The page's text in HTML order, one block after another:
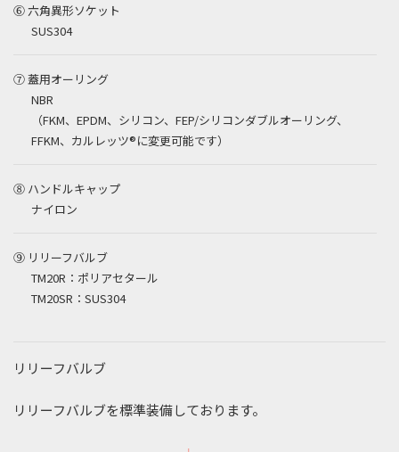
⑥ 六角異形ソケット
SUS304
⑦ 蓋用オーリング
NBR
（FKM、EPDM、シリコン、FEP/シリコンダブルオーリング、
FFKM、カルレッツ®に変更可能です）
⑧ ハンドルキャップ
ナイロン
⑨ リリーフバルブ
TM20R：ポリアセタール
TM20SR：SUS304
リリーフバルブ
リリーフバルブを標準装備しております。